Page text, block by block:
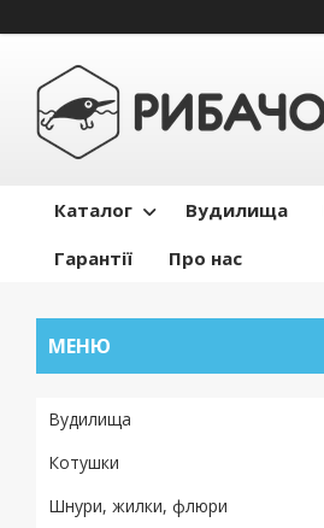
Каталог Вудилища
Гарантії
Про нас
Вудилища
Котушки
Шнури, жилки, флюри